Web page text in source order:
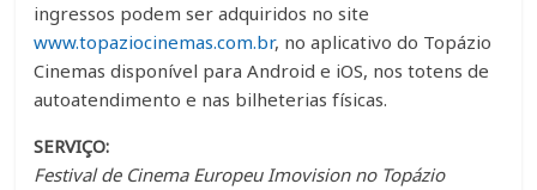
ingressos podem ser adquiridos no site
www.topaziocinemas.com.br, no aplicativo do Topázio
Cinemas disponível para Android e iOS, nos totens de
autoatendimento e nas bilheterias físicas.
SERVIÇO:
Festival de Cinema Europeu Imovision no Topázio